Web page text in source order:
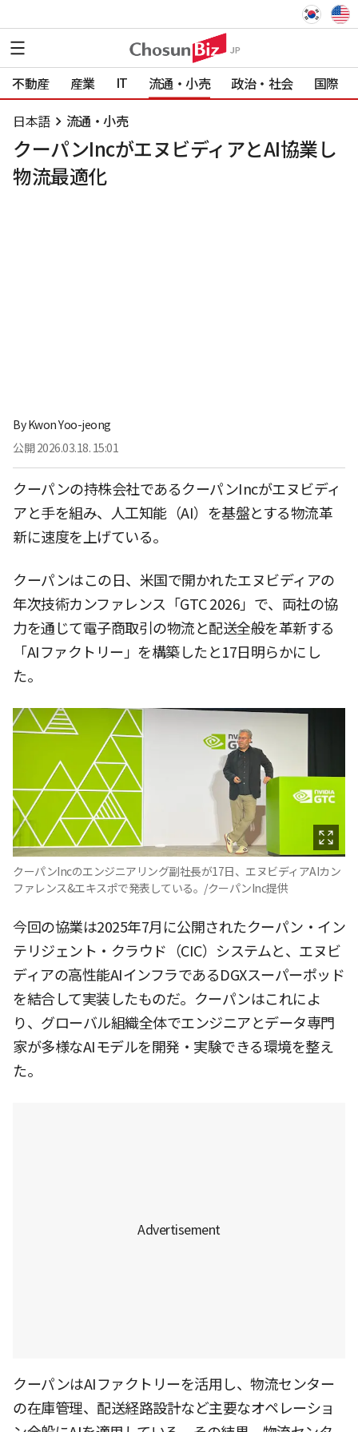
不動産 産業 IT 流通・小売 政治・社会 国際
日本語 流通・小売
クーパンIncがエヌビディアとAI協業し
物流最適化
ByKwon Yoo-jeong
公開 2026.03.18. 15:01
クーパンの持株会社であるクーパンIncがエヌビディ
アと手を組み、人工知能（AI）を基盤とする物流革
新に速度を上げている。
クーパンはこの日、米国で開かれたエヌビディアの
年次技術カンファレンス「GTC 2026」で、両社の協
力を通じて電子商取引の物流と配送全般を革新する
「AIファクトリー」を構築したと17日明らかにし
た。
クーパンIncのエンジニアリング副社長が17日、エヌビディアAIカン
ファレンス&エキスポで発表している。/クーパンInc提供
今回の協業は2025年7月に公開されたクーパン・イン
テリジェント・クラウド（CIC）システムと、エヌビ
ディアの高性能AIインフラであるDGXスーパーポッド
を結合して実装したものだ。クーパンはこれによ
り、グローバル組織全体でエンジニアとデータ専門
家が多様なAIモデルを開発・実験できる環境を整え
た。
クーパンはAIファクトリーを活用し、物流センター
の在庫管理、配送経路設計など主要なオペレーショ